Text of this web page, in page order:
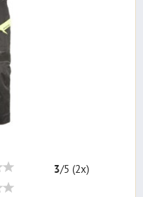
3/5 (2x)